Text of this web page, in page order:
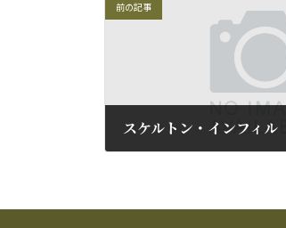
前の記事
スケルトン・インフィル